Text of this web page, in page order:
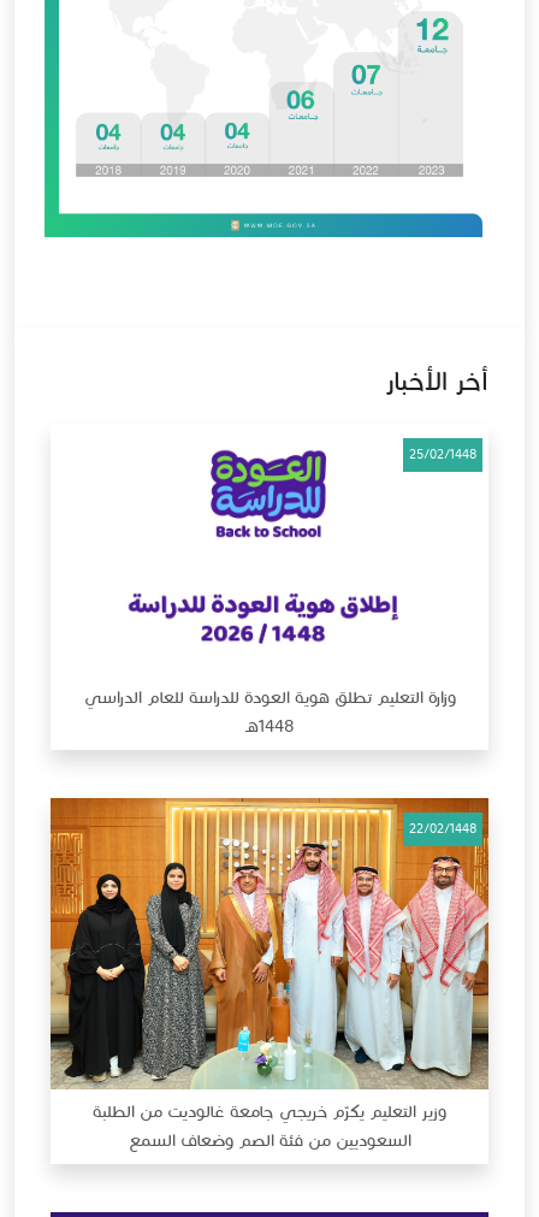
أخر الأخبار
25/02/1448
وزارة التعليم تطلق هوية العودة للدراسة للعام الدراسي
1448هـ
22/02/1448
وزير التعليم يكرّم خريجي جامعة غالوديت من الطلبة
السعوديين من فئة الصم وضعاف السمع